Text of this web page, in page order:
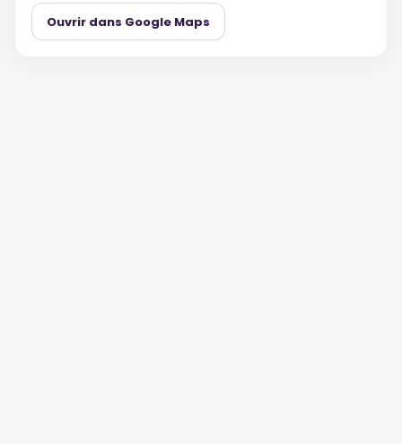
Ouvrir dans Google Maps